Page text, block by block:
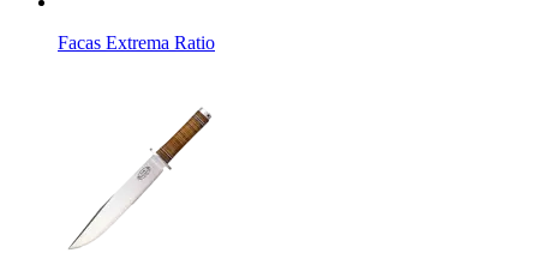
Facas Extrema Ratio